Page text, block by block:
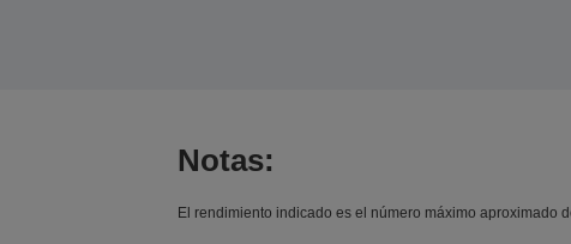
Notas:
El rendimiento indicado es el número máximo aproximado